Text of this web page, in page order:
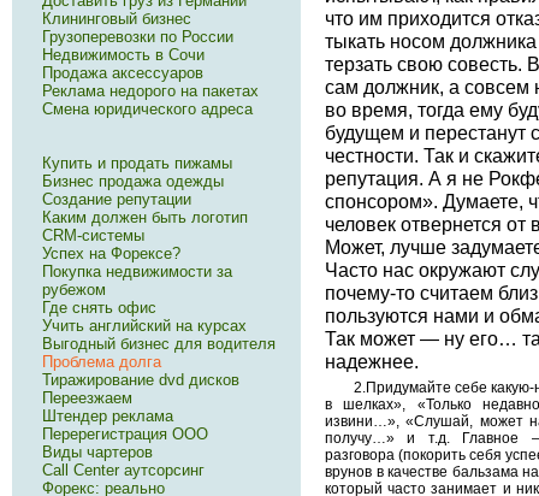
что им приходится
тыкать носом
терзать свою совесть.
сам должник, а совсем
во время, тогда ему
будущем и перестанут
честности. Так и
репутация. А я не
спонсором». Думаете,
человек отвернется от
Может, лучше
Часто нас окружают
почему-то считаем
пользуются нами и
Так может — ну его…
надежнее.
2.Придумайте себе какую-
в шелках», «Только
извини…», «Слушай, может
получу…» и т.д. Главное
разговора (покорить себя
врунов в качестве бальзама
который часто занимает и
Клининговый бизнес
Грузоперевозки по России
Недвижимость в Сочи
Продажа аксессуаров
Реклама недорого на пакетах
Смена юридического адреса
Купить и продать пижамы
Бизнес продажа одежды
Создание репутации
Каким должен быть логотип
CRM-системы
Успех на Форексе?
Покупка недвижимости за
рубежом
Где снять офис
Учить английский на курсах
Выгодный бизнес для водителя
Проблема долга
Тиражирование dvd дисков
Переезжаем
Штендер реклама
Перерегистрация ООО
Виды чартеров
Call Center аутсорсинг
Форекс: реально